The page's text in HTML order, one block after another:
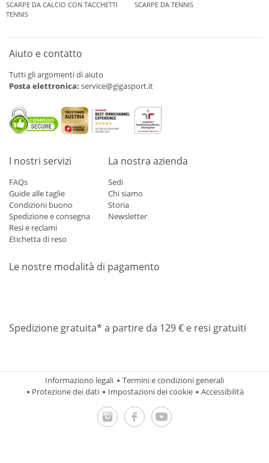
SCARPE DA CALCIO CON TACCHETTI
SCARPE DA TENNIS
TENNIS
Aiuto e contatto
Tutti gli argomenti di aiuto
Posta elettronica: service@gigasport.it
I nostri servizi
FAQs
Guide alle taglie
Condizioni buono
Spedizione e consegna
Resi e reclami
Etichetta di reso
La nostra azienda
Sedi
Chi siamo
Storia
Newsletter
Le nostre modalità di pagamento
Spedizione gratuita* a partire da 129 € e resi gratuiti
Informaziono legali
Termini e condizioni generali
Protezione dei dati
Impostazioni dei cookie Accessibilità